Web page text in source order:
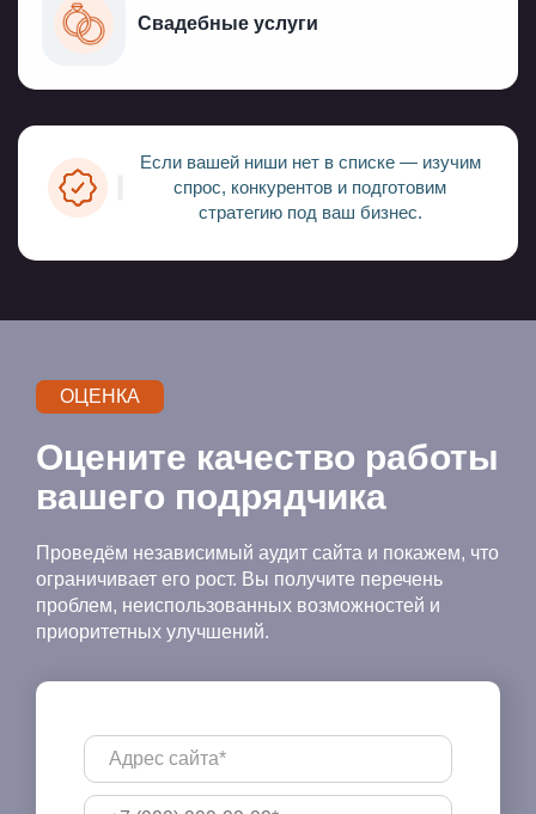
Свадебные услуги
Если вашей ниши нет в списке — изучим
спрос, конкурентов и подготовим
стратегию под ваш бизнес.
ОЦЕНКА
Оцените качество работы
вашего подрядчика
Проведём независимый аудит сайта и покажем, что
ограничивает его рост. Вы получите перечень
проблем, неиспользованных возможностей и
приоритетных улучшений.